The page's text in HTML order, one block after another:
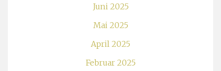
Juni 2025
Mai 2025
April 2025
Februar 2025